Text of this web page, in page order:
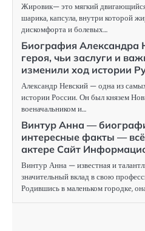
Жировик— это мягкий
шарика, капсула, внутри которой
дискомфорта и болевых…
Биография Александра
героя, чьи заслуги и
изменили ход истории
Александр Невский — одна из
истории России. Он был князем
военачальником и…
Винтур Анна —
интересные факты —
актере Сайт
Винтур Анна — известная и
значительный вклад в свою
Родившись в маленьком городке,